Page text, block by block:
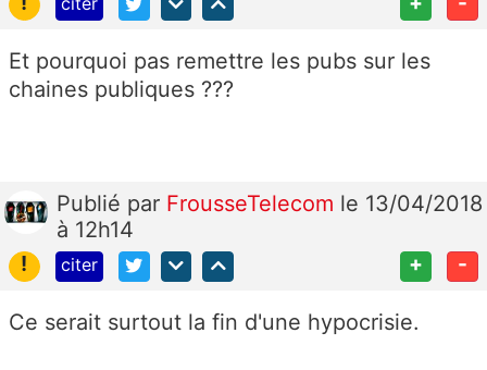
Et pourquoi pas remettre les pubs sur les
chaines publiques ???
Publié par FrousseTelecom le 13/04/2018
à 12h14
!
citer + -
Ce serait surtout la fin d'une hypocrisie.